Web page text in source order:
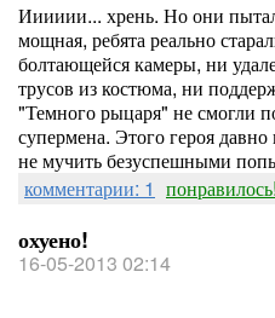
Ииииии... хрень. Но они
мощная, ребята реально
болтающейся камеры, ни
трусов из костюма, ни
"Темного рыцаря" не смогли
супермена. Этого героя
не мучить безуспешными
комментарии: 1 понравилось!
охуено!
16-05-2013 02:14